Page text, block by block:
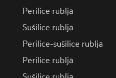
Perilice rublja
Sušilice rublja
Perilice-sušilice rublja
Perilice rublja